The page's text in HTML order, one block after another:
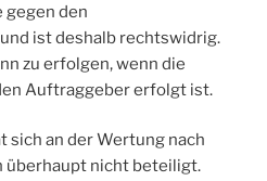
gegen den
ist deshalb rechtswidrig.
zu erfolgen, wenn die
Auftraggeber erfolgt ist.
sich an der Wertung nach
nicht beteiligt.